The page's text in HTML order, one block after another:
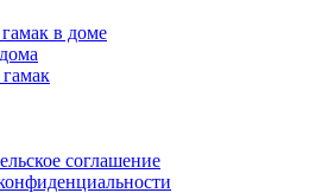
в доме
соглашение